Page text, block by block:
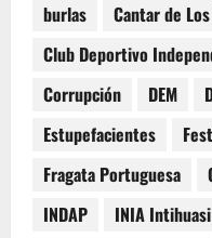
burlas
Cantar de
Club Deportivo
Corrupción
DEM
Estupefacientes
Fragata Portuguesa
INDAP
INIA Intihuasi